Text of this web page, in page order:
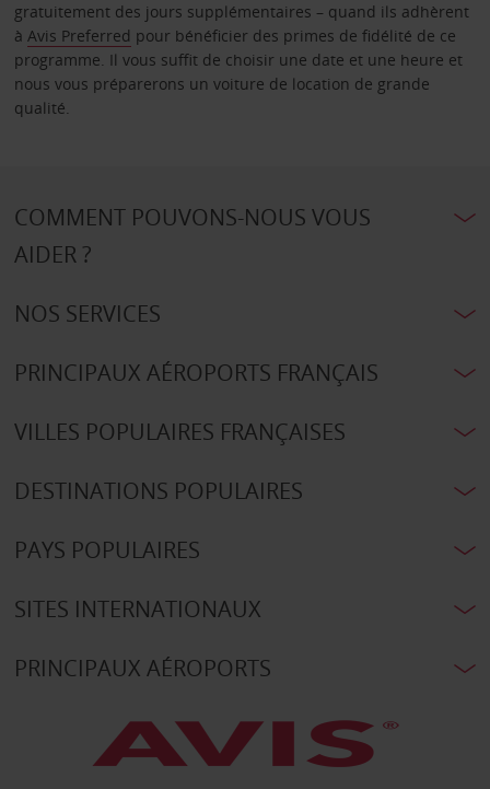
gratuitement des jours supplémentaires – quand ils adhèrent
à Avis Preferred pour bénéficier des primes de fidélité de ce
programme. Il vous suffit de choisir une date et une heure et
nous vous préparerons un voiture de location de grande
qualité.
COMMENT POUVONS-NOUS VOUS
AIDER ?
NOS SERVICES
PRINCIPAUX AÉROPORTS FRANÇAIS
VILLES POPULAIRES FRANÇAISES
DESTINATIONS POPULAIRES
PAYS POPULAIRES
SITES INTERNATIONAUX
PRINCIPAUX AÉROPORTS